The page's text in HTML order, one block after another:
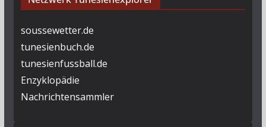
soussewetter.de
tunesienbuch.de
tunesienfussball.de
Enzyklopädie
Nachrichtensammler